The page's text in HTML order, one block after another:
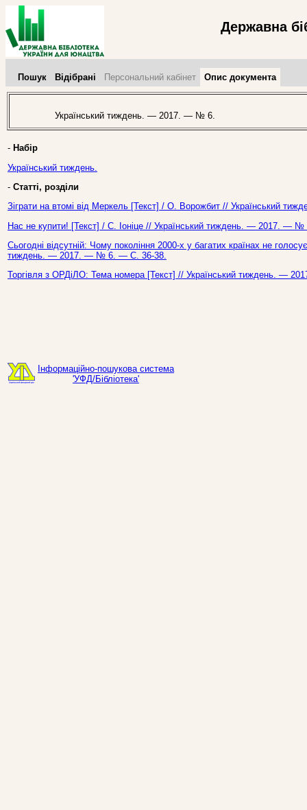
Державна
Пошук Відібрані Персональний кабінет Опис документа
Український тиждень. — 2017. — № 6.
- Набір
Український тиждень.
- Статті, розділи
Зіграти на втомі від Меркель [Текст] / О. Ворожбит // Український
Нас не купити! [Текст] / С. Іоніце // Український тиждень. — 2017. —
Сьогодні відсутній: Чому покоління 2000-х у багатих країнах не
тиждень. — 2017. — № 6. — С. 36-38.
Торгівля з ОРДіЛО: Тема номера [Текст] // Український тиждень. —
Інформаційно-пошукова система
'УФД/Бібліотека'